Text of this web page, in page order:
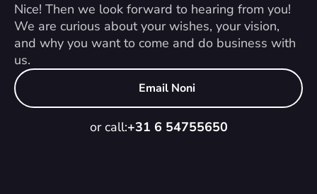
Nice! Then we look forward to hearing from you!
We are curious about your wishes, your vision,
and why you want to come and do business with
us.
Email Noni
or call:+31 6 54755650